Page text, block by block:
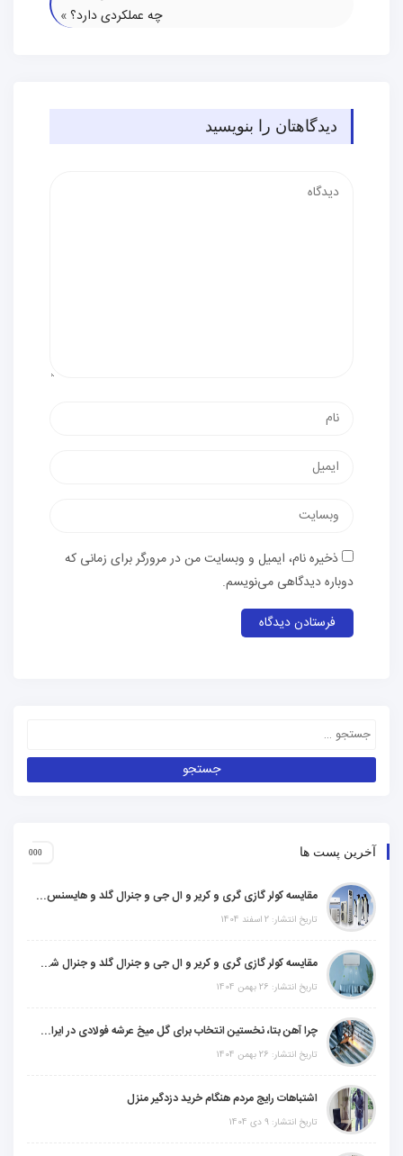
چه عملکردی دارد؟»
دیدگاهتان را بنویسید
ذخیره نام، ایمیل و وبسایت من در مرورگر برای زمانی که
دوباره دیدگاهی می‌نویسم.
آخرین پست ها
مقایسه کولر گازی گری و کریر و ال جی و جنرال گلد و هایسنس و مدیا و اجنرال
تاریخ انتشار: 2 اسفند 1404
مقایسه کولر گازی گری و کریر و ال جی و جنرال گلد و جنرال شکار و سامسونگ و یونیوا
تاریخ انتشار: 26 بهمن 1404
چرا آهن بتا، نخستین انتخاب برای گل میخ عرشه فولادی در ایران است؟
تاریخ انتشار: 26 بهمن 1404
اشتباهات رایج مردم هنگام خرید دزدگیر منزل
تاریخ انتشار: 9 دی 1404